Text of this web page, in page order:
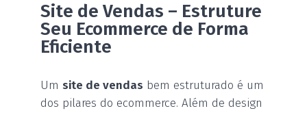
Site de Vendas – Estruture
Seu Ecommerce de Forma
Eficiente
Um site de vendas bem estruturado é um
dos pilares do ecommerce. Além de design